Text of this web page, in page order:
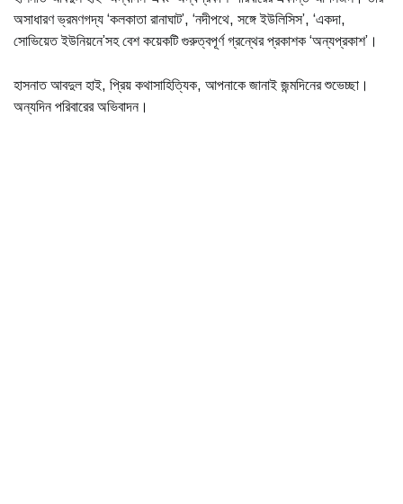
অসাধারণ ভ্রমণগদ্য ‘কলকাতা রানাঘাট’, ‘নদীপথে, সঙ্গে ইউলিসিস’, ‘একদা,
সোভিয়েত ইউনিয়নে’সহ বেশ কয়েকটি গুরুত্বপূর্ণ গ্রন্থের প্রকাশক ‘অন্যপ্রকাশ’।
হাসনাত আবদুল হাই, প্রিয় কথাসাহিত্যিক, আপনাকে জানাই জন্মদিনের শুভেচ্ছা।
অন্যদিন পরিবারের অভিবাদন।